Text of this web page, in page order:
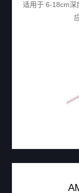
适用于 6-18cm深